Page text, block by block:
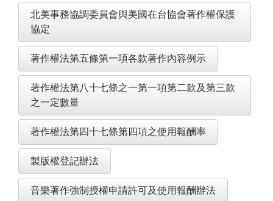
北美事務協調委員會與美國在台協會著作權保護
協定
著作權法第五條第一項各款著作內容例示
著作權法第八十七條之一第一項第二款及第三款
之一定數量
著作權法第四十七條第四項之使用報酬率
製版權登記辦法
音樂著作強制授權申請許可及使用報酬辦法